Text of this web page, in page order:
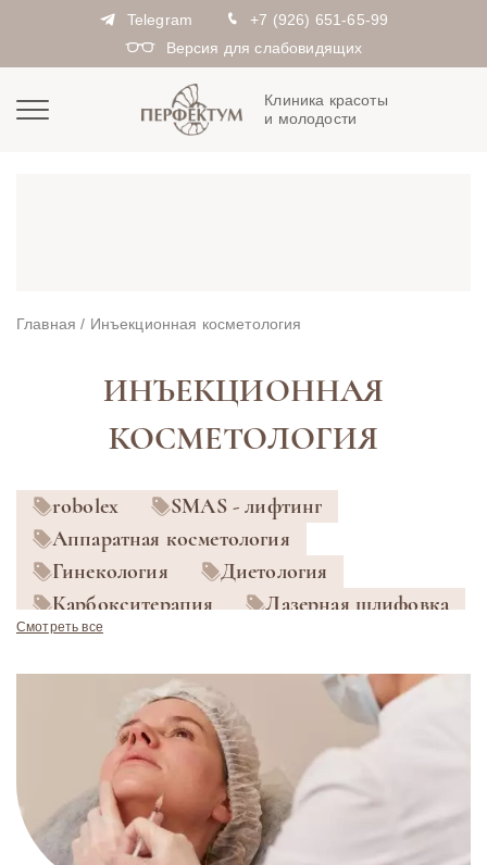
Telegram
+7 (926) 651-65-99
Версия для слабовидящих
Клиника красоты
и молодости
Главная / Инъекционная косметология
ИНЪЕКЦИОННАЯ
КОСМЕТОЛОГИЯ
robolex
SMAS - лифтинг
Аппаратная косметология
Гинекология
Диетология
Карбокситерапия
Лазерная шлифовка
Лазерная эпиляция
Лазерное омоложение
Массаж
Микроигольчатый RF-лифтинг
Психолог
Удаление сосудов и пигментов
Фотодинамическая терапия
Экзосомы
Эндокринология
Эндосфера
Смотреть все